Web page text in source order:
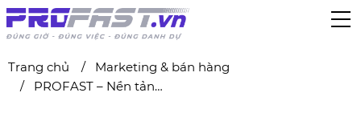
Trang chủ
Marketing & bán hàng
PROFAST – Nền tảng số hóa toàn diện cho doanh nghiệp TƯ VẤN